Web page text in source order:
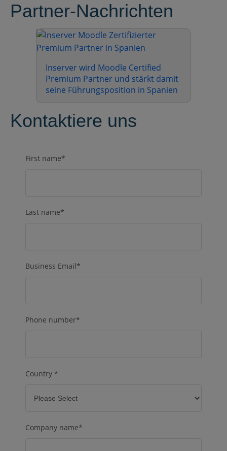
Partner-Nachrichten
Inserver wird Moodle Certified
Premium Partner und stärkt damit
seine Führungsposition in Spanien
Kontaktiere uns
First name*
Last name*
Business Email*
Phone number*
Country *
Company name*